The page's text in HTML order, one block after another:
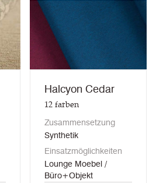
Halcyon Cedar
12farben
Zusammensetzung
Synthetik
Einsatzmöglichkeiten
Lounge Moebel /
Büro+Objekt